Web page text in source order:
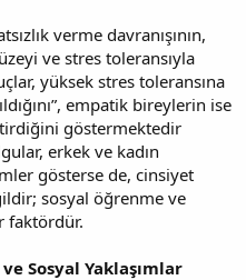
verme davranışının,
ve stres toleransıyla
yüksek stres toleransına
empatik bireylerin ise
göstermektedir
erkek ve kadın
gösterse de, cinsiyet
sosyal öğrenme ve
faktördür.
Sosyal Yaklaşımlar